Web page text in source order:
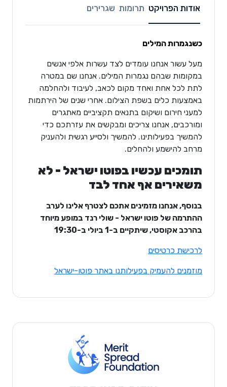
אודות הפרויקט תרומות שגרירים
כשנגמרות המילים
מעל עשור אנחנו עומדים לצד עשרות אלפי אנשים
במקומות שבהם נגמרות המילים. אנחנו שם במטרה
לתת לכל אחת ואחד מקום לכאב, לעיבוד ולהחלמה
באמצעות כלים בשפת הצילום. אחרי שנים של הירתמות
למעני חירום ושיקום בתנאים תקציביים מאתגרים
ומורכבים, אנחנו צריכים ומבקשים את עזרתכם כדי
להמשיך בפעילותינו. להמשיך ולסייע רגשית ולהעניק
מרחב להישמע ולהחלים.
תומכים עכשיו בפוטו ישראל - לא
משאירים אף אחד לבד
בנוסף, אנחנו מזמינים אתכם לצטרף אלינו לערב
ההתרמה של פוטו ישראל - שולי רנד במופע מיוחד
בהרכב אקוסטי, שיתקיים ב-1 ביולי ב-19:30
לרכישת כרטיסים
מוזמנים להעמיק בפעילותנו באתר פוטו-ישראל